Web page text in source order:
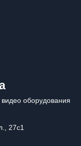
оборудования
27с1